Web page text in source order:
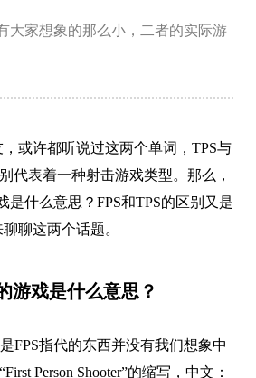
大家想象的那么小，二者的实际游
或许都听说过这两个单词，TPS与
代表着一种射击游戏类型。那么，
是什么意思？FPS和TPS的区别又是
聊这两个话题。
游戏是什么意思？
FPS指代的东西并没有我们想象中
Person Shooter”的缩写，中文：